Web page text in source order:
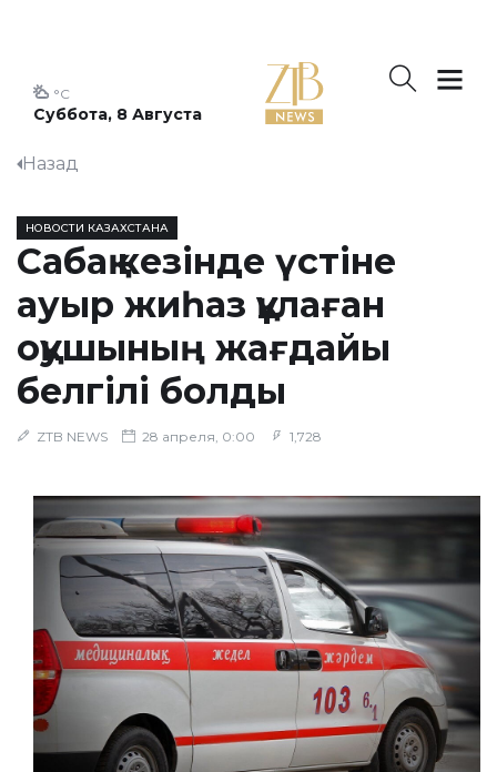
Суббота, 8 Августа
°C
Назад
НОВОСТИ КАЗАХСТАНА
Сабақ кезінде үстіне
ауыр жиһаз құлаған
оқушының жағдайы
белгілі болды
ZTB NEWS 28 апреля, 0:00 1,728